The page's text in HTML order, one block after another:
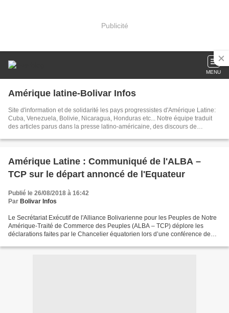
Publicité
MENU
Amérique latine-Bolivar Infos
Site d'information et de solidarité les pays progressistes d'Amérique Latine:
Cuba, Venezuela, Bolivie, Nicaragua, Honduras etc... Notre équipe traduit
des articles parus dans la presse latino-américaine, des discours de
latine. Dans nos articles publiés chaque jour, nous tâchons d'être toujours au
Amérique Latine : Communiqué de l'ALBA –
TCP sur le départ annoncé de l'Equateur
Publié le 26/08/2018 à 16:42
Par Bolivar Infos
Le Secrétariat Exécutif de l'Alliance Bolivarienne pour les Peuples de Notre
Amérique-Traité de Commerce des Peuples (ALBA – TCP) déplore les
déclarations faites par le Chancelier équatorien lors d’une conférence de